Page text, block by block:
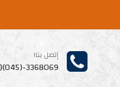
إتصل بنا!
3368069-(045)(002)